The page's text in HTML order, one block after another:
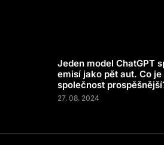
Jeden model ChatGPT
emisí jako pět aut. Co je
společnost
27. 08. 2024